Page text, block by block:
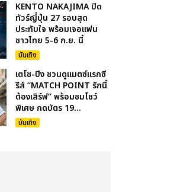
KENTO NAKAJIMA ปิด
ทัวร์ญี่ปุ่น 27 รอบสุด
ประทับใจ พร้อมเจอแฟน
ชาวไทย 5-6 ก.ย. นี้
บันเทิง
เตโช-ปิง ชวนดูแมตซ์แรกซี
รีส์ “MATCH POINT รักนี้
ต้องเสิร์ฟ” พร้อมชมโชว์
พิเศษ กดบัตร 19...
บันเทิง